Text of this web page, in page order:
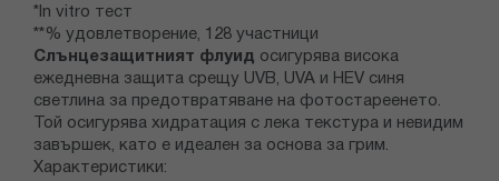
*In vitro тест
**% удовлетворение, 128 участници
Слънцезащитният флуид осигурява висока
ежедневна защита срещу UVB, UVA и HEV синя
светлина за предотвратяване на фотостареенето.
Той осигурява хидратация с лека текстура и невидим
завършек, като е идеален за основа за грим.
Характеристики: